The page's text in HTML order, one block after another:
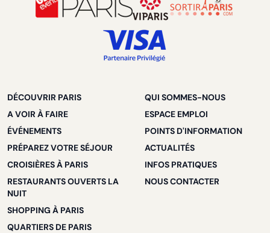
DÉCOUVRIR PARIS
A VOIR À FAIRE
ÉVÉNEMENTS
PRÉPAREZ VOTRE SÉJOUR
CROISIÈRES À PARIS
RESTAURANTS OUVERTS LA
NUIT
SHOPPING À PARIS
QUARTIERS DE PARIS
QUI SOMMES-NOUS
ESPACE EMPLOI
POINTS D'INFORMATION
ACTUALITÉS
INFOS PRATIQUES
NOUS CONTACTER